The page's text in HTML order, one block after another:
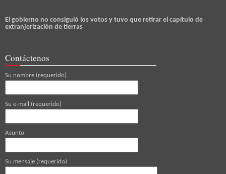
El gobierno no consiguió los votos y tuvo que retirar el capítulo de
extranjerización de tierras
Contáctenos
Su nombre (requerido)
Su e-mail (requerido)
Asunto
Su mensaje (requerido)